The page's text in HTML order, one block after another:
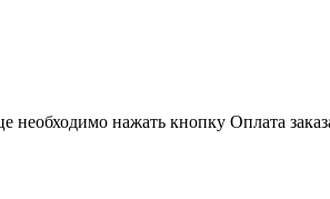
нажать кнопку Оплата